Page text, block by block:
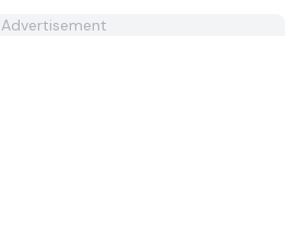
Advertisement